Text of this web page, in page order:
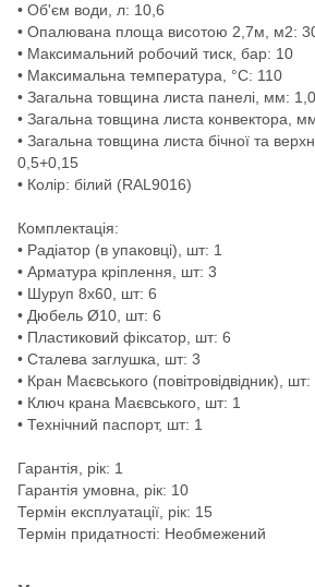
• Об'єм води, л: 10,6
• Опалювана площа висотою 2,7м, м2:
• Максимальний робочий тиск, бар: 10
• Максимальна температура, °С: 110
• Загальна товщина листа панелі, мм:
• Загальна товщина листа конвектора,
• Загальна товщина листа бічної та
0,5+0,15
• Колір: білий (RAL9016)
Комплектація:
• Радіатор (в упаковці), шт: 1
• Арматура кріплення, шт: 3
• Шуруп 8х60, шт: 6
• Дюбель Ø10, шт: 6
• Пластиковий фіксатор, шт: 6
• Сталева заглушка, шт: 3
• Кран Маєвського (повітровідвідник), шт:
• Ключ крана Маєвського, шт: 1
• Технічний паспорт, шт: 1
Гарантія, рік: 1
Гарантія умовна, рік: 10
Термін експлуатації, рік: 15
Термін придатності: Необмежений